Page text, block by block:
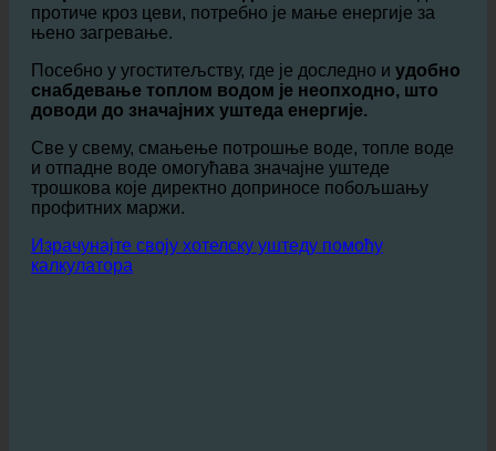
Поред директне уштеде воде,
смањује се и
потражња за топлом водом
протиче кроз цеви, потребно је мање енергије за
њено загревање.
Посебно у угоститељству, где је доследно и
снабдевање топлом водом је неопходно, што
доводи до значајних уштеда енергије.
Све у свему, смањење потрошње воде, топле воде
и отпадне воде омогућава значајне уштеде
трошкова које директно доприносе побољшању
профитних маржи.